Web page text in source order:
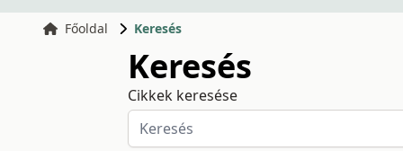
Főoldal Keresés
Keresés
Cikkek keresése